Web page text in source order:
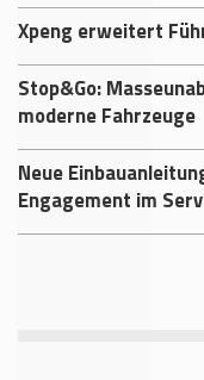
Xpeng erweitert
Stop&Go:
moderne Fahrzeuge
Neue
Engagement im